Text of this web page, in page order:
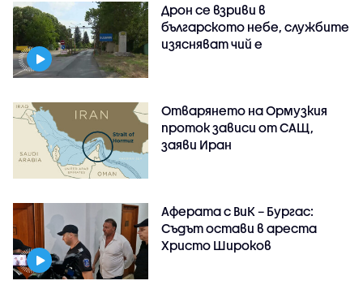
Дрон се взриви в
българското небе, службите
изясняват чий е
Отварянето на Ормузкия
проток зависи от САЩ,
заяви Иран
Аферата с ВиК – Бургас:
Съдът остави в ареста
Христо Широков